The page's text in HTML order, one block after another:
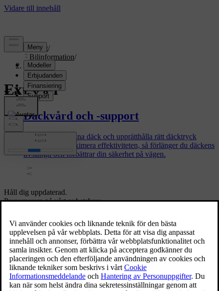
Support/
Bilinformation/
Exteriör
Exteriör
Däckvård och -support
Att ta hand om dina däck och upprätthålla rätt däcktryck
hjälper till att maximera effektiviteten, så förlänger du däckens
livslängd och förbättrar din säkerhet på vägen.